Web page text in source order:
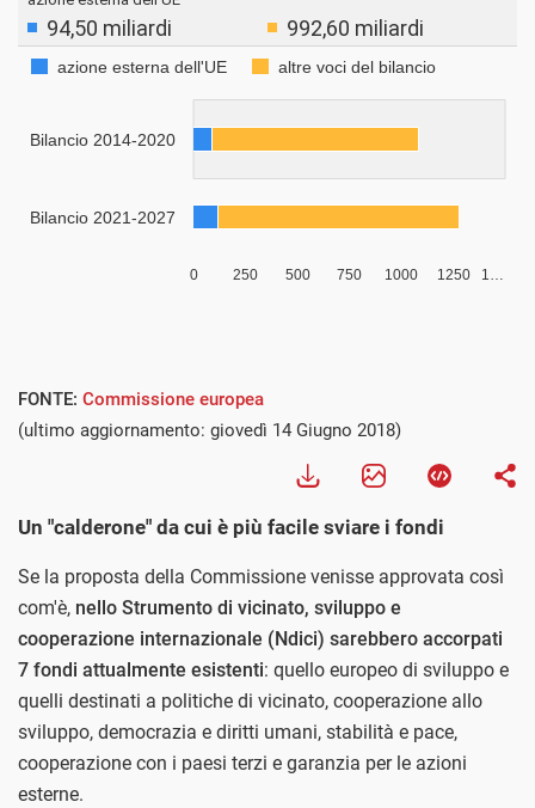
FONTE: Commissione europea
(ultimo aggiornamento: giovedì 14 Giugno 2018)
Un "calderone" da cui è più facile sviare i fondi
Se la proposta della Commissione venisse approvata così
com'è, nello Strumento di vicinato, sviluppo e
cooperazione internazionale (Ndici) sarebbero accorpati
7 fondi attualmente esistenti: quello europeo di sviluppo e
quelli destinati a politiche di vicinato, cooperazione allo
sviluppo, democrazia e diritti umani, stabilità e pace,
cooperazione con i paesi terzi e garanzia per le azioni
esterne.